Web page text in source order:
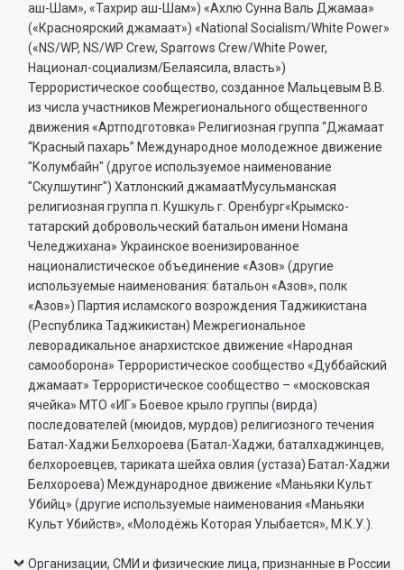
аш-Шам», «Тахрир аш-Шам») «Ахлю Сунна Валь Джамаа»
(«Красноярский джамаат») «National Socialism/White Power»
(«NS/WP, NS/WP Crew, Sparrows Crew/White Power,
Национал-социализм/Белаясила, власть»)
Террористическое сообщество, созданное Мальцевым В.В.
из числа участников Межрегионального общественного
движения «Артподготовка» Религиозная группа “Джамаат
“Красный пахарь” Международное молодежное движение
"Колумбайн" (другое используемое наименование
"Скулшутинг") Хатлонский джамаатМусульманская
религиозная группа п. Кушкуль г. Оренбург«Крымско-
татарский добровольческий батальон имени Номана
Челеджихана» Украинское военизированное
националистическое объединение «Азов» (другие
используемые наименования: батальон «Азов», полк
«Азов») Партия исламского возрождения Таджикистана
(Республика Таджикистан) Межрегиональное
леворадикальное анархистское движение «Народная
самооборона» Террористическое сообщество «Дуббайский
джамаат» Террористическое сообщество – «московская
ячейка» МТО «ИГ» Боевое крыло группы (вирда)
последователей (мюидов, мурдов) религиозного течения
Батал-Хаджи Белхороева (Батал-Хаджи, баталхаджинцев,
белхороевцев, тариката шейха овлия (устаза) Батал-Хаджи
Белхороева) Международное движение «Маньяки Культ
Убийц» (другие используемые наименования «Маньяки
Культ Убийств», «Молодёжь Которая Улыбается», М.К.У.).
Организации, СМИ и физические лица, признанные в России